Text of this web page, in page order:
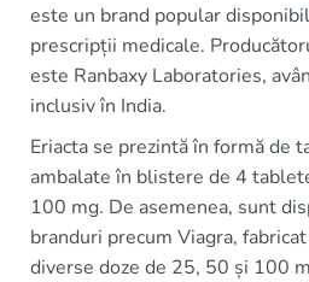
este un brand popular
prescripții medicale.
este Ranbaxy Laboratories,
inclusiv în India.
Eriacta se prezintă în formă de
ambalate în blistere de 4
100 mg. De asemenea, sunt
branduri precum Viagra,
diverse doze de 25, 50 și 100